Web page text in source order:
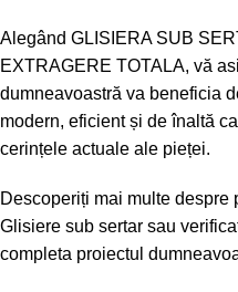
Alegând GLISIERA SUB
EXTRAGERE TOTALA, vă
dumneavoastră va beneficia
modern, eficient și de înaltă
cerințele actuale ale pieței.
Descoperiți mai multe despre
Glisiere sub sertar sau
completa proiectul